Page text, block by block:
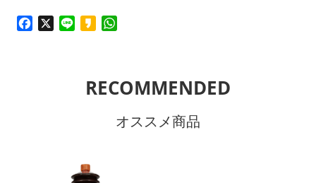
Facebook Line Kakao
RECOMMENDED
オススメ商品